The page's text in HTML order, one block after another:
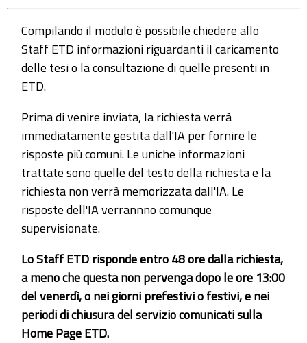
Compilando il modulo è possibile chiedere allo
Staff ETD informazioni riguardanti il caricamento
delle tesi o la consultazione di quelle presenti in
ETD.
Prima di venire inviata, la richiesta verrà
immediatamente gestita dall'IA per fornire le
risposte più comuni. Le uniche informazioni
trattate sono quelle del testo della richiesta e la
richiesta non verrà memorizzata dall'IA. Le
risposte dell'IA verrannno comunque
supervisionate.
Lo Staff ETD risponde entro 48 ore dalla richiesta,
a meno che questa non pervenga dopo le ore 13:00
del venerdì, o nei giorni prefestivi o festivi, e nei
periodi di chiusura del servizio comunicati sulla
Home Page ETD.